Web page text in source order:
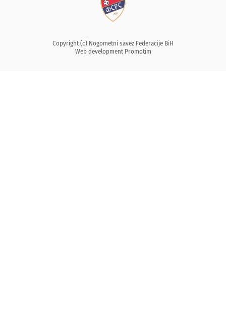
Copyright (c) Nogometni savez Federacije BiH
Web development Promotim